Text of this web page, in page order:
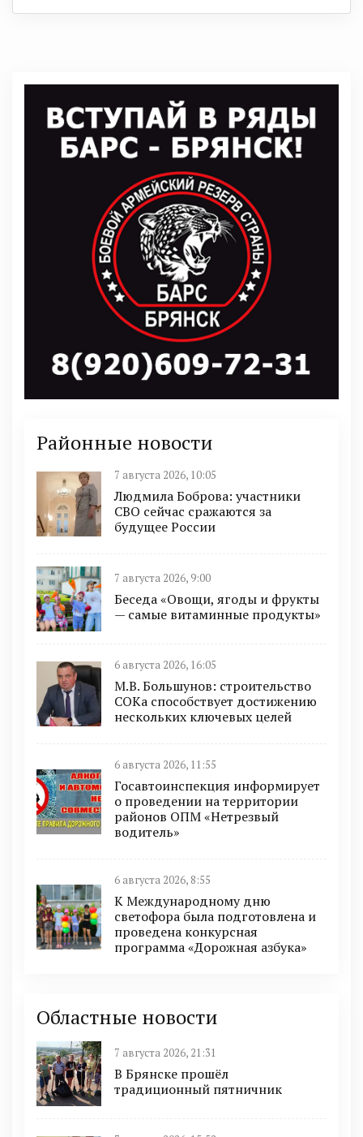
Районные новости
7 августа 2026, 10:05
Людмила Боброва: участники
СВО сейчас сражаются за
будущее России
7 августа 2026, 9:00
Беседа «Овощи, ягоды и фрукты
— самые витаминные продукты»
6 августа 2026, 16:05
М.В. Большунов: строительство
СОКа способствует достижению
нескольких ключевых целей
6 августа 2026, 11:55
Госавтоинспекция информирует
о проведении на территории
районов ОПМ «Нетрезвый
водитель»
6 августа 2026, 8:55
К Международному дню
светофора была подготовлена и
проведена конкурсная
программа «Дорожная азбука»
Областные новости
7 августа 2026, 21:31
В Брянске прошёл
традиционный пятничник